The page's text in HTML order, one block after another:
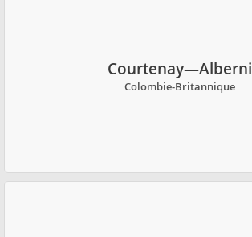
Courtenay—Alberni
Colombie-Britannique